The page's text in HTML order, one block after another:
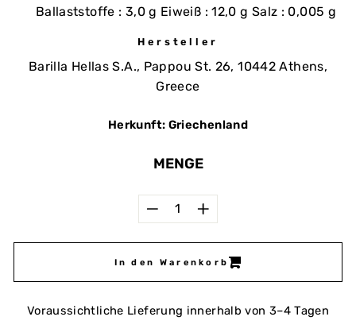
Ballaststoffe : 3,0 g Eiweiß : 12,0 g Salz : 0,005 g
Hersteller
Barilla Hellas S.A., Pappou St. 26, 10442 Athens,
Greece
Herkunft: Griechenland
MENGE
− +
In den Warenkorb
Voraussichtliche Lieferung innerhalb von 3–4 Tagen